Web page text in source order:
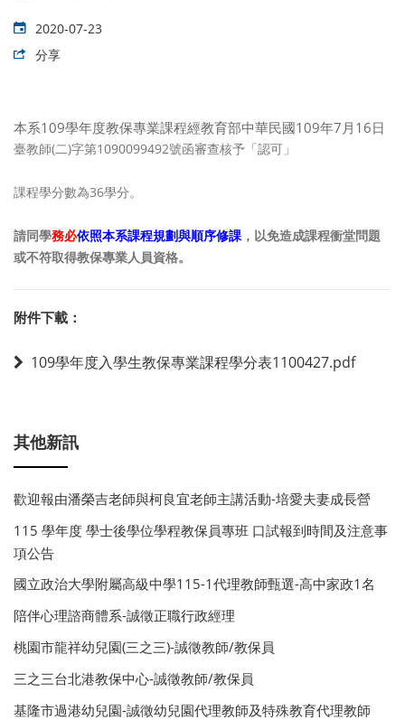
2020-07-23
分享
本系109學年度教保專業課程經教育部中華民國109年7月16日
臺教師(二)字第1090099492號函審查核予「認可」
課程學分數為36學分。
請同學務必依照本系課程規劃與順序修課 ，以免造成課程衝堂問題
或不符取得教保專業人員資格。
附件下載：
109學年度入學生教保專業課程學分表1100427.pdf
其他新訊
歡迎報由潘榮吉老師與柯良宜老師主講活動-培愛夫妻成長營
115 學年度 學士後學位學程教保員專班 口試報到時間及注意事
項公告
國立政治大學附屬高級中學115-1代理教師甄選-高中家政1名
陪伴心理諮商體系-誠徵正職行政經理
桃園市龍祥幼兒園(三之三)-誠徵教師/教保員
三之三台北港教保中心-誠徵教師/教保員
基隆市過港幼兒園-誠徵幼兒園代理教師及特殊教育代理教師